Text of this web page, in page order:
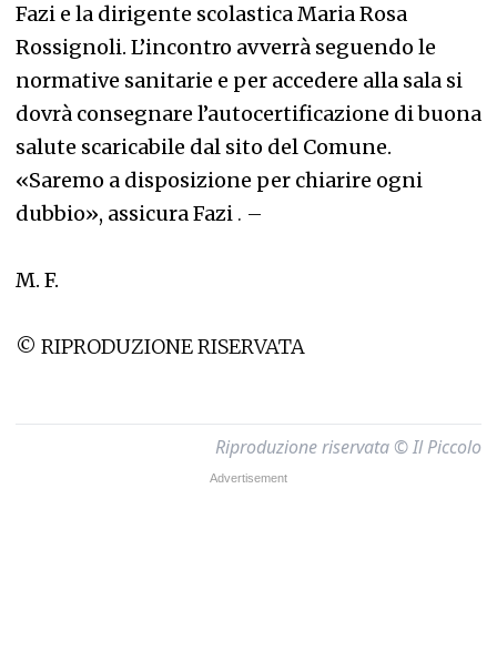
Fazi e la dirigente scolastica Maria Rosa
Rossignoli. L’incontro avverrà seguendo le
normative sanitarie e per accedere alla sala si
dovrà consegnare l’autocertificazione di buona
salute scaricabile dal sito del Comune.
«Saremo a disposizione per chiarire ogni
dubbio», assicura Fazi . –
M. F.
© RIPRODUZIONE RISERVATA
Riproduzione riservata © Il Piccolo